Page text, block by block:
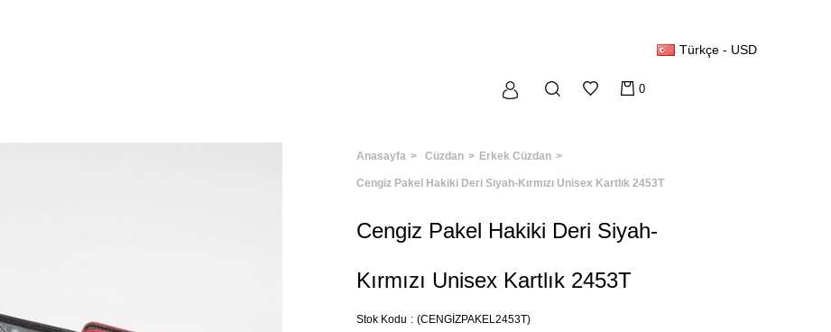
Türkçe - USD
0
Anasayfa Cüzdan Erkek Cüzdan
Cengiz Pakel Hakiki Deri Siyah-Kırmızı Unisex Kartlık 2453T
Cengiz Pakel Hakiki Deri Siyah-
Kırmızı Unisex Kartlık 2453T
Stok Kodu
(CENGİZPAKEL2453T)